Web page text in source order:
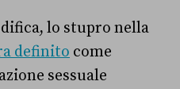
lo stupro nella
definito come
sessuale